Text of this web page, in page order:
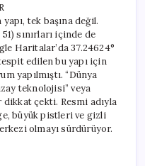
tek başına değil.
sınırları içinde de
Haritalar’da 37.24624°
edilen bu yapı için
yapılmıştı. “Dünya
teknolojisi” veya
dikkat çekti. Resmi adıyla
büyük pistleri ve gizli
olmayı sürdürüyor.